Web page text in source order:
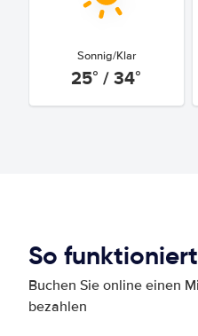
Sonnig/Klar
25° / 34°
So funktioniert
Buchen Sie online einen
bezahlen